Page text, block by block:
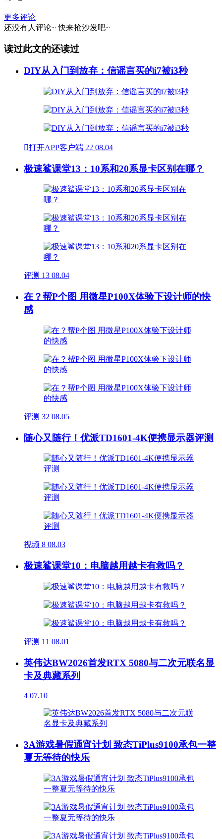
更多评论
还没有人评论~ 快来抢沙发吧~
读过此文的还读过
DIY从入门到放弃：信谣言买的i7被i3秒
打开APP客户端 22 08.04
极速鲨课堂13：10系和20系显卡区别在哪？
评测 13 08.04
在？帮P个图 用微星P100X体验下设计师的快
感
评测 32 08.05
随心又随行！优派TD1601-4K便携显示器评测
视频 8 08.03
极速鲨课堂10：电脑越用越卡有救吗？
评测 11 08.01
英伟达BW2026首发RTX 5080与二次元联名显
卡及典藏系列
4 07.10
3A游戏暑假通宵计划 致态TiPlus9100承包一整
夏无等待的快乐